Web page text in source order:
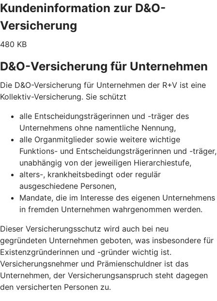
Kundeninformation zur D&O-
Versicherung
480 KB
D&O-Versicherung für Unternehmen
Die D&O-Versicherung für Unternehmen der R+V ist eine
Kollektiv-Versicherung. Sie schützt
alle Entscheidungsträgerinnen und -träger des
Unternehmens ohne namentliche Nennung,
alle Organmitglieder sowie weitere wichtige
Funktions- und Entscheidungsträgerinnen und -träger,
unabhängig von der jeweiligen Hierarchiestufe,
alters-, krankheitsbedingt oder regulär
ausgeschiedene Personen,
Mandate, die im Interesse des eigenen Unternehmens
in fremden Unternehmen wahrgenommen werden.
Dieser Versicherungsschutz wird auch bei neu
gegründeten Unternehmen geboten, was insbesondere für
Existenzgründerinnen und -gründer wichtig ist.
Versicherungsnehmer und Prämienschuldner ist das
Unternehmen, der Versicherungsanspruch steht dagegen
den versicherten Personen zu.